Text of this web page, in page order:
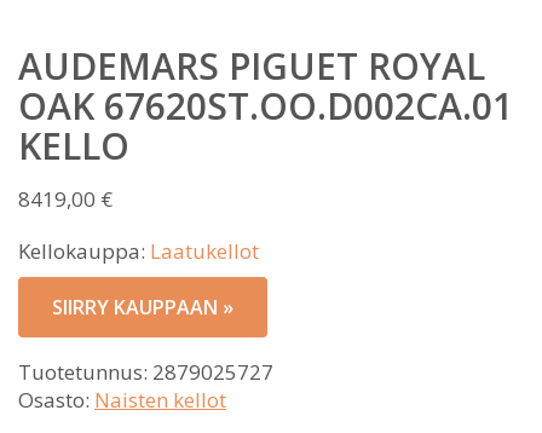
AUDEMARS PIGUET ROYAL
OAK 67620ST.OO.D002CA.01
KELLO
8419,00 €
Kellokauppa: Laatukellot
SIIRRY KAUPPAAN »
Tuotetunnus: 2879025727
Osasto: Naisten kellot